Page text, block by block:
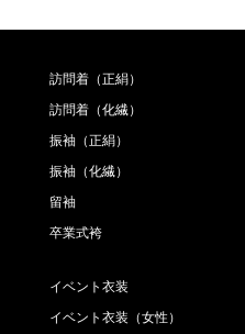
訪問着（正絹）
訪問着（化繊）
振袖（正絹）
振袖（化繊）
留袖
卒業式袴
イベント衣装
イベント衣装（女性）